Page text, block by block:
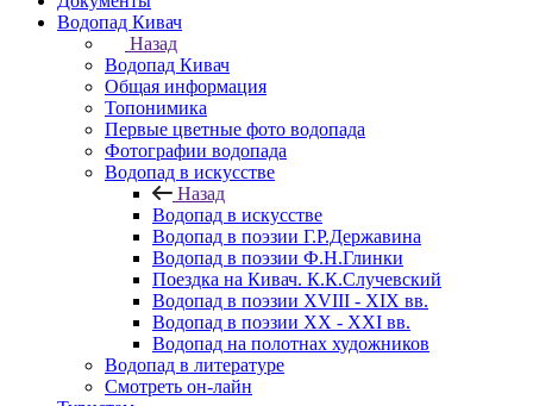
Водопад Кивач
Назад
Водопад Кивач
Общая информация
Топонимика
Первые цветные фото водопада
Фотографии водопада
Водопад в искусстве
Назад
Водопад в искусстве
Водопад в поэзии Г.Р.Державина
Водопад в поэзии Ф.Н.Глинки
Поездка на Кивач. К.К.Случевский
Водопад в поэзии XVIII - XIX вв.
Водопад в поэзии XX - XXI вв.
Водопад на полотнах художников
Водопад в литературе
Смотреть он-лайн